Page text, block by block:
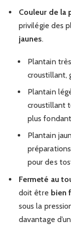
Couleur de la
privilégie des
jaunes.
Plantain
croustillant,
Plantain
croustillant
plus
Plantain
pour des
Fermeté au
doit être bien
sous la
davantage